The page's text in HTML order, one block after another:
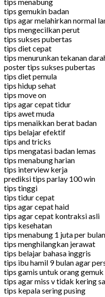
tips gemukin badan
tips agar melahirkan normal
tips mengecilkan perut
tips sukses pubertas
tips diet cepat
tips menurunkan tekanan
poster tips sukses pubertas
tips diet pemula
tips hidup sehat
tips move on
tips agar cepat tidur
tips awet muda
tips menaikkan berat badan
tips belajar efektif
tips and tricks
tips mengatasi badan lemas
tips menabung harian
tips interview kerja
prediksi tips parlay 100 win
tips tinggi
tips tidur cepat
tips agar cepat haid
tips agar cepat kontraksi asli
tips kesehatan
tips menabung 1 juta per bulan
tips menghilangkan jerawat
tips belajar bahasa inggris
tips ibu hamil 9 bulan agar
tips gamis untuk orang gemuk
tips agar miss v tidak kering
tips kepala sering pusing